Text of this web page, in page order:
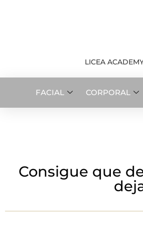
LICEA
FACIAL CORPORAL
Consigue que